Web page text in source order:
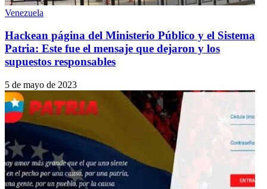
Venezuela
Hackean página del Ministerio Público y el Sistema
Patria: Este fue el mensaje que dejaron y los
supuestos responsables
5 de mayo de 2023